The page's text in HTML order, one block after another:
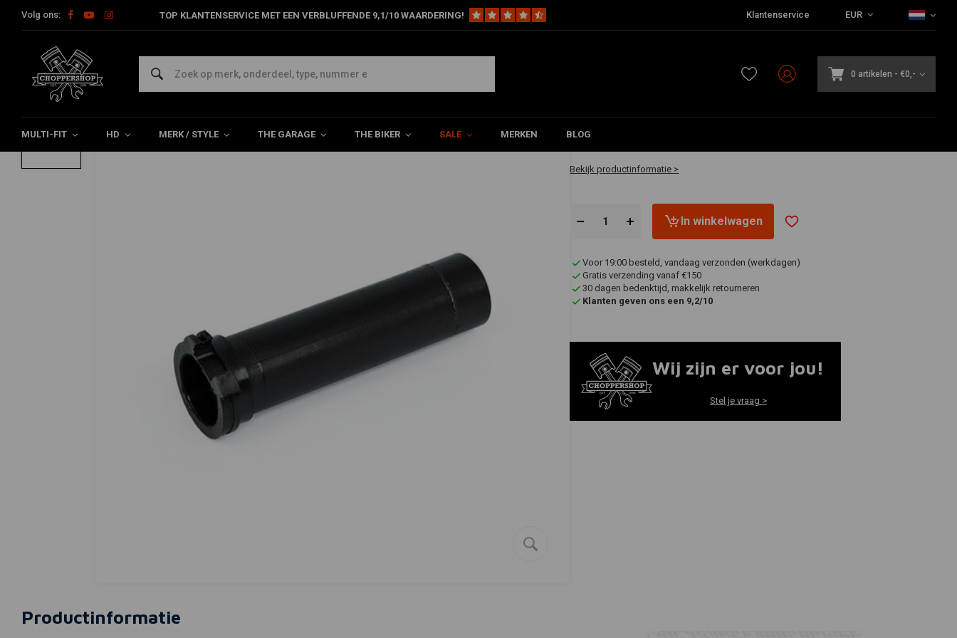
Volg ons: TOP KLANTENSERVICE MET EEN VERBLUFFENDE 9,1/10 WAARDERING! Klantenservice EUR
0 artikelen - €0,-
MULTI-FIT HD MERK / STYLE THE GARAGE THE BIKER SALE MERKEN BLOG
Home HD Sturen en accessoires Gashendels Harley 1 "Gashendel Base voor Harley 74-80 BT
1 "Gashendel Base voor Harley 74-80 BT
0/5 (0 reviews)
€3,69
Bekijk productinformatie >
In winkelwagen
Voor 19:00 besteld, vandaag verzonden (werkdagen)
Gratis verzending vanaf €150
30 dagen bedenktijd, makkelijk retourneren
Klanten geven ons een 9,2/10
Wij zijn er voor jou!
Stel je vraag >
Productinformatie